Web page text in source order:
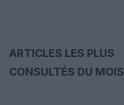
ARTICLES LES PLUS
CONSULTÉS DU MOIS